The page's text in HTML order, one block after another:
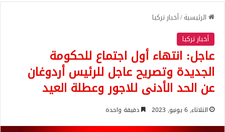
الرئيسية/أخبار تركيا
أخبار تركيا
عاجل: انتهاء أول اجتماع للحكومة
الجديدة وتصريح عاجل للرئيس أردوغان
عن الحد الأدنى للاجور وعطلة العيد
الثلاثاء, 6 يونيو, 2023 دقيقة واحدة